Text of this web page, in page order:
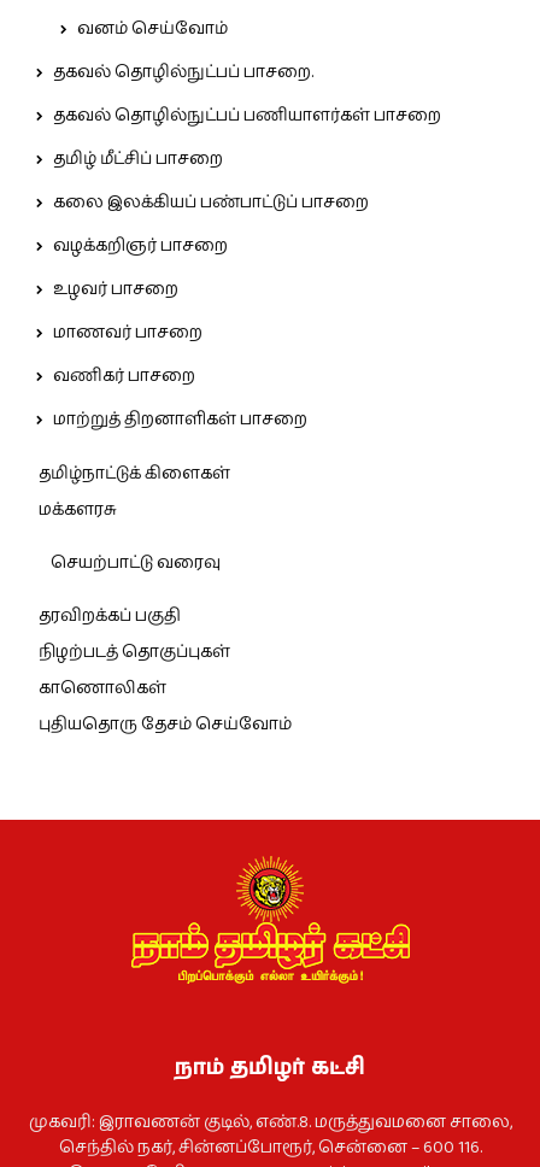
வனம் செய்வோம்
தகவல் தொழில்நுட்பப் பாசறை.
தகவல் தொழில்நுட்பப் பணியாளர்கள் பாசறை
தமிழ் மீட்சிப் பாசறை
கலை இலக்கியப் பண்பாட்டுப் பாசறை
வழக்கறிஞர் பாசறை
உழவர் பாசறை
மாணவர் பாசறை
வணிகர் பாசறை
மாற்றுத் திறனாளிகள் பாசறை
தமிழ்நாட்டுக் கிளைகள்
மக்களரசு
செயற்பாட்டு வரைவு
தரவிறக்கப் பகுதி
நிழற்படத் தொகுப்புகள்
காணொலிகள்
புதியதொரு தேசம் செய்வோம்
நாம் தமிழர் கட்சி
முகவரி: இராவணன் குடில், எண்.8. மருத்துவமனை சாலை,
செந்தில் நகர், சின்னப்போரூர், சென்னை – 600 116.